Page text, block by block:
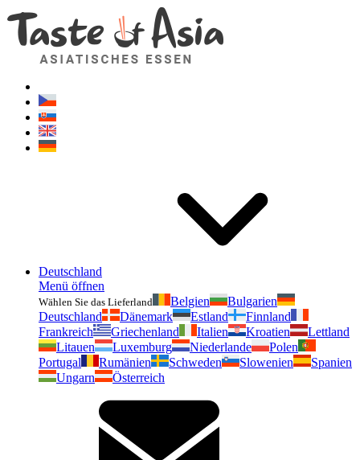
Deutschland
Menü öffnen
Wählen Sie das Lieferland Belgien
Bulgarien
Deutschland
Dänemark Estland
Finnland
Frankreich
Griechenland Italien Kroatien
Lettland
Litauen
Luxemburg Niederlande
Polen
Portugal
Rumänien Schweden Slowenien
Spanien
Ungarn
Österreich
Geschmackvonasien.de
Zögern Sie nicht zu fragen. Ich bin für Sie da!